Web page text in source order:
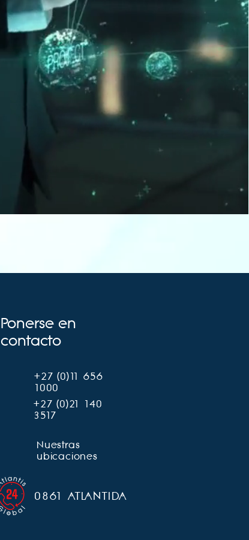
Ponerse en
contacto
+27 (0)11 656
1000
+27 (0)21 140
3517
Nuestras
ubicaciones
0861 ATLANTIDA